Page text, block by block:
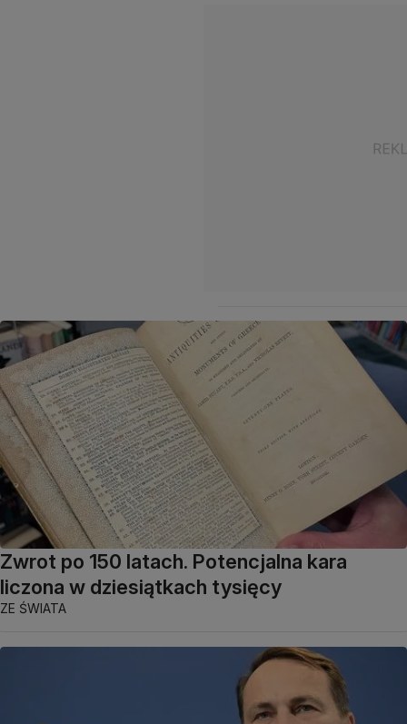
Zwrot po 150 latach. Potencjalna kara
liczona w dziesiątkach tysięcy
ZE ŚWIATA